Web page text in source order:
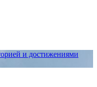
и достижениями